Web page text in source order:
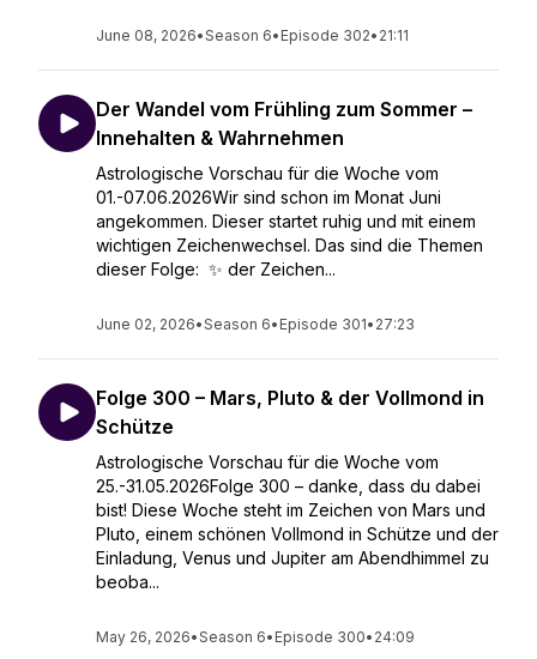
June 08, 2026•Season 6• Episode 302• 21:11
Der Wandel vom Frühling zum Sommer –
Innehalten & Wahrnehmen
Astrologische Vorschau für die Woche vom
01.-07.06.2026Wir sind schon im Monat Juni
angekommen. Dieser startet ruhig und mit einem
wichtigen Zeichenwechsel. Das sind die Themen
dieser Folge: ✨ der Zeichen...
June 02, 2026•Season 6• Episode 301• 27:23
Folge 300 – Mars, Pluto & der Vollmond in
Schütze
Astrologische Vorschau für die Woche vom
25.-31.05.2026Folge 300 – danke, dass du dabei
bist! Diese Woche steht im Zeichen von Mars und
Pluto, einem schönen Vollmond in Schütze und der
Einladung, Venus und Jupiter am Abendhimmel zu
beoba...
May 26, 2026•Season 6• Episode 300• 24:09